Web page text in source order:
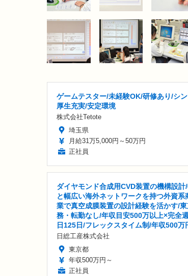
ゲームテスター/未経験OK/研修あり/シ
厚生充実/安定環境
株式会社Tetote
埼玉県
月給31万5,000円～50万円
正社員
ダイヤモンド合成用CVD装置の機構設計
と幅広い海外ネットワークを持つ外資系
業で真空成膜装置の設計経験を活かす/
務・転勤なし/年収目安500万以上×完全
日125日/フレックスタイム制/年収500万
日総工産株式会社
東京都
年収500万円～
正社員